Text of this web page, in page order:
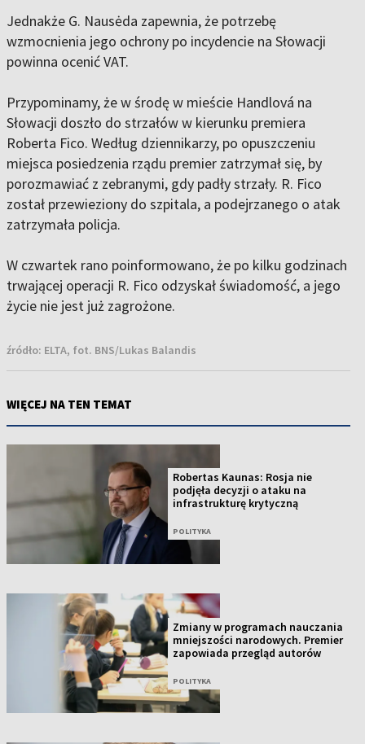
Jednakże G. Nausėda zapewnia, że ​​potrzebę
wzmocnienia jego ochrony po incydencie na Słowacji
powinna ocenić VAT.
Przypominamy, że w środę w mieście Handlová na
Słowacji doszło do strzałów w kierunku premiera
Roberta Fico. Według dziennikarzy, po opuszczeniu
miejsca posiedzenia rządu premier zatrzymał się, by
porozmawiać z zebranymi, gdy padły strzały. R. Fico
został przewieziony do szpitala, a podejrzanego o atak
zatrzymała policja.
W czwartek rano poinformowano, że po kilku godzinach
trwającej operacji R. Fico odzyskał świadomość, a jego
życie nie jest już zagrożone.
źródło: ELTA, fot. BNS/Lukas Balandis
WIĘCEJ NA TEN TEMAT
Robertas Kaunas: Rosja nie
podjęła decyzji o ataku na
infrastrukturę krytyczną
POLITYKA
Zmiany w programach nauczania
mniejszości narodowych. Premier
zapowiada przegląd autorów
POLITYKA